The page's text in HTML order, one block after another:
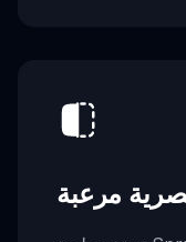
مرعبة